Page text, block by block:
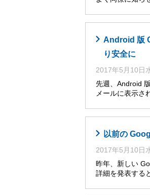
Android 版
り安全に
2017年5月10日
先週、Android
メールに表示
以前の
2017年5月10日
昨年、新しい
詳細を発表する